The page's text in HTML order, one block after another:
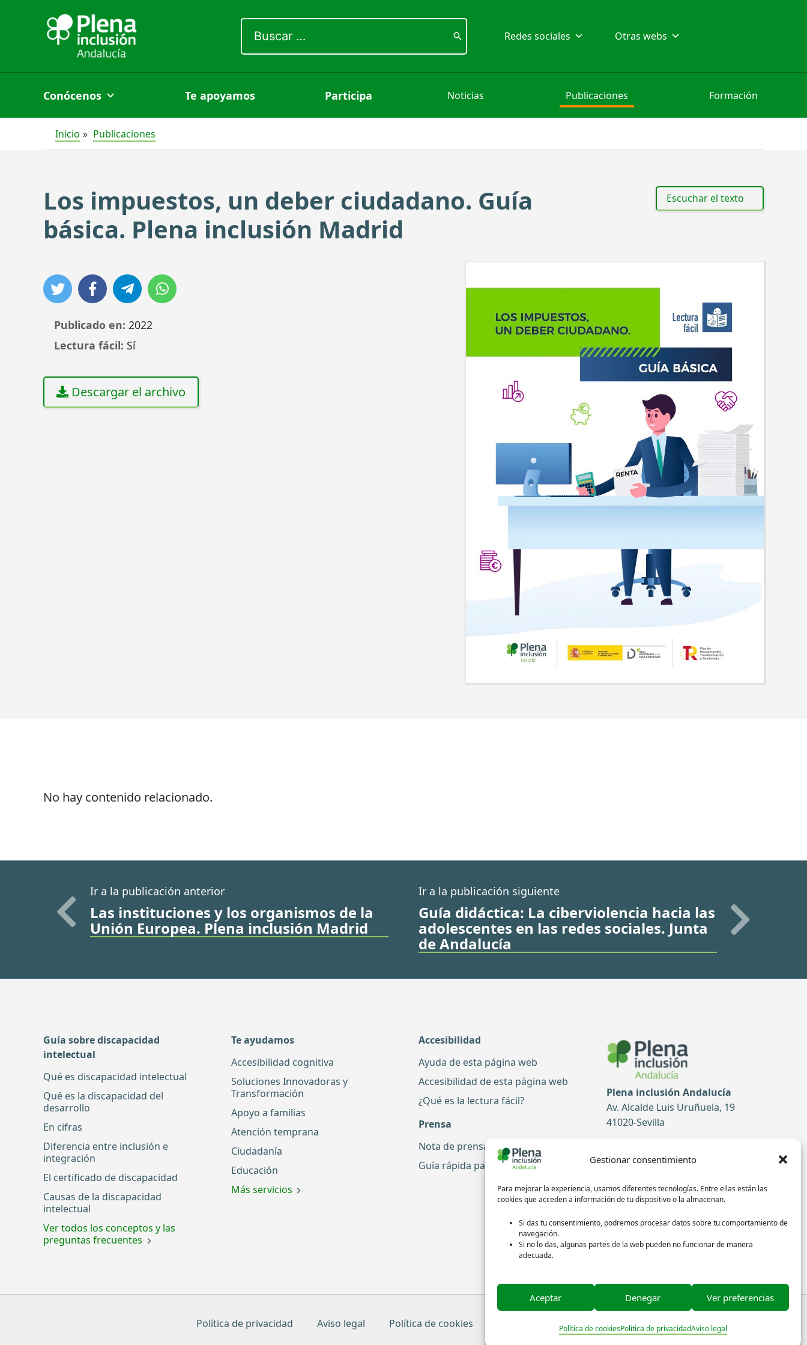
Gestionar consentimiento
Para mejorar la experiencia, usamos diferentes tecnologías. Entre ellas están las
cookies que acceden a información de tu dispositivo o la almacenan.
Si das tu consentimiento, podremos procesar datos sobre tu comportamiento de
navegación.
Si no lo das, algunas partes de la web pueden no funcionar de manera
adecuada.
Aceptar Denegar Ver preferencias
Política de cookiesPolítica de privacidadAviso legal
por:
Redes sociales Otras webs
Conócenos Te apoyamos Participa Noticias Publicaciones Formación
Inicio Publicaciones
Los impuestos, un deber ciudadano. Guía
básica. Plena inclusión Madrid
Escuchar el texto
Publicado en: 2022
Lectura fácil: Sí
Descargar el archivo
No hay contenido relacionado.
Ir a la publicación anterior
Las instituciones y los organismos de la
Unión Europea. Plena inclusión Madrid
Ir a la publicación siguiente
Guía didáctica: La ciberviolencia hacia las
adolescentes en las redes sociales. Junta
de Andalucía
Guía sobre discapacidad
intelectual
Qué es discapacidad intelectual
Qué es la discapacidad del
desarrollo
En cifras
Diferencia entre inclusión e
integración
El certificado de discapacidad
Causas de la discapacidad
intelectual
Ver todos los conceptos y las
preguntas frecuentes
Te ayudamos
Accesibilidad cognitiva
Soluciones Innovadoras y
Transformación
Apoyo a familias
Atención temprana
Ciudadanía
Educación
Más servicios
Accesibilidad
Ayuda de esta página web
Accesibilidad de esta página web
¿Qué es la lectura fácil?
Prensa
Nota de prensa
Guía rápida para periodistas
Plena inclusión Andalucía
Av. Alcalde Luis Uruñuela, 19
41020-Sevilla
Tel: 954 52 51 99
Contacto
Síguenos en redes sociales:
Política de privacidad Aviso legal Política de cookies Créditos de las imágenes